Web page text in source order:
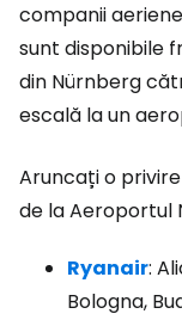
companii
sunt disponibile
din Nürnberg
escală la un
Aruncați o
de la Aeroportul
Ryanair:
Bologna,